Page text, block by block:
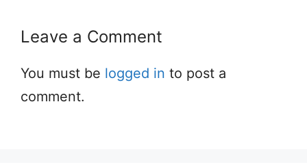
Leave a Comment
You must be logged in to post a
comment.